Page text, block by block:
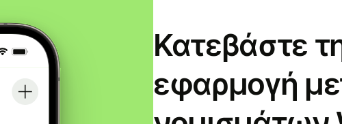
Κατεβάστε
εφαρμογή